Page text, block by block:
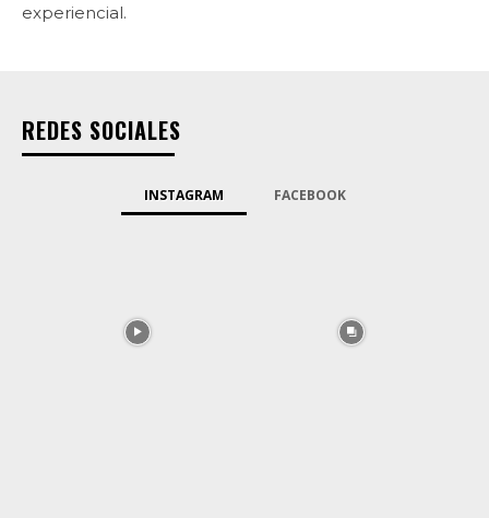
experiencial.
REDES SOCIALES
INSTAGRAM FACEBOOK